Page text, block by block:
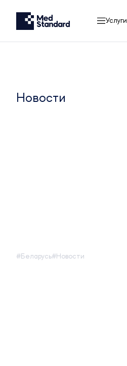
Услуги
Новости
#Беларусь#Новости